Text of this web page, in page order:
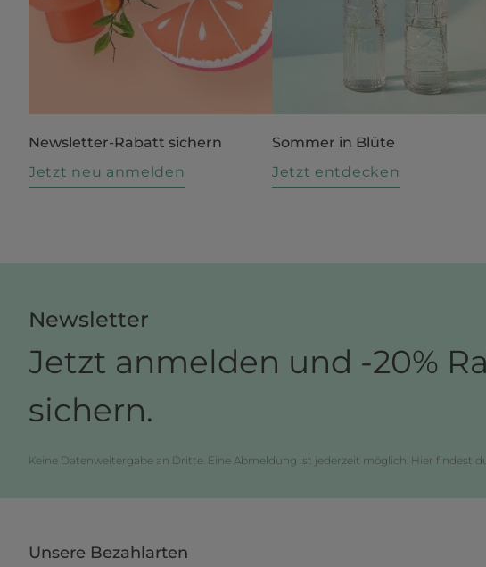
Newsletter-Rabatt sichern
Jetzt neu anmelden
Sommer in Blüte
Jetzt entdecken
Newsletter
Jetzt anmelden und -20%
sichern.
Keine Datenweitergabe an Dritte. Eine Abmeldung ist jederzeit möglich. Hier findest
Unsere Bezahlarten